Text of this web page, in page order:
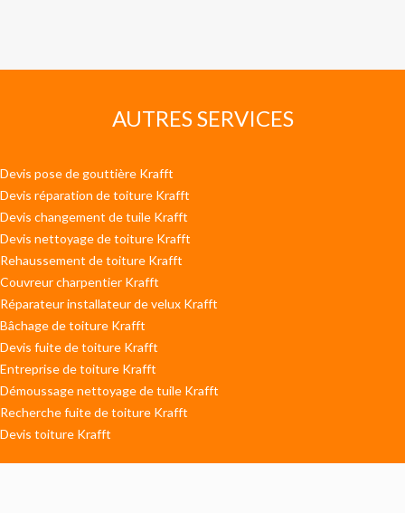
AUTRES SERVICES
Devis pose de gouttière Krafft
Devis réparation de toiture Krafft
Devis changement de tuile Krafft
Devis nettoyage de toiture Krafft
Rehaussement de toiture Krafft
Couvreur charpentier Krafft
Réparateur installateur de velux Krafft
Bâchage de toiture Krafft
Devis fuite de toiture Krafft
Entreprise de toiture Krafft
Démoussage nettoyage de tuile Krafft
Recherche fuite de toiture Krafft
Devis toiture Krafft